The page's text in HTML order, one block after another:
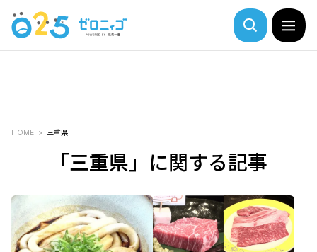
HOME 三重県
「三重県」に関する記事